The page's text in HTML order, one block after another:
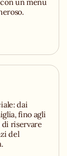
un menu
dai
fino agli
di riservare
del